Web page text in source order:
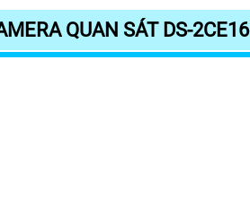
QUAN SÁT DS-